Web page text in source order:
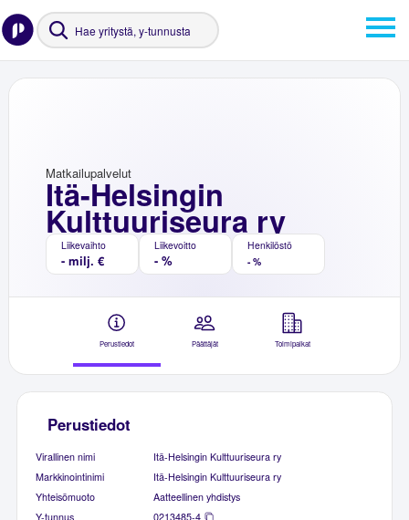
Itä-Helsingin
Kulttuuriseura ry
Matkailupalvelut
Liikevaihto
- milj. €
Liikevoitto
- %
Henkilöstö
- %
Perustiedot Päättäjät Toimipaikat
Perustiedot
Virallinen nimi
Itä-Helsingin Kulttuuriseura ry
Markkinointinimi
Itä-Helsingin Kulttuuriseura ry
Yhteisömuoto
Aatteellinen yhdistys
Y-tunnus
0213485-4